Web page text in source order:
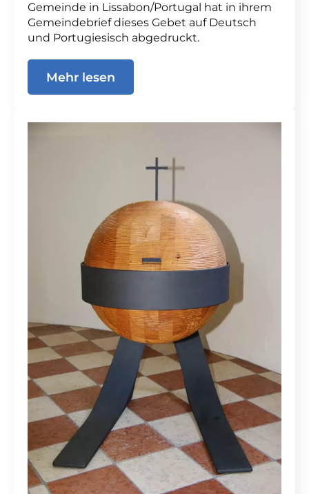
Gemeinde in Lissabon/Portugal hat in ihrem
Gemeindebrief dieses Gebet auf Deutsch
und Portugiesisch abgedruckt.
Mehr lesen